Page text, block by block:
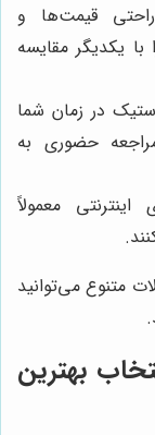
قیمت‌ها و
یکدیگر مقایسه
در زمان شما
حضوری به
اینترنتی معمولاً
متنوع می‌توانید
بهترین